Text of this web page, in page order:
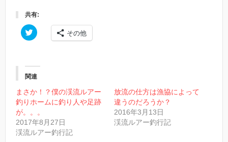
共有:
ク
リ
て
w
t
t
e
で
共
有
(
その他
関連
まさか！？僕の渓流ルアー
釣りホームに釣り人や足跡
が。。。
2017年8月27日
渓流ルアー釣行記
放流の仕方は漁協によって
違うのだろうか？
2016年3月13日
渓流ルアー釣行記